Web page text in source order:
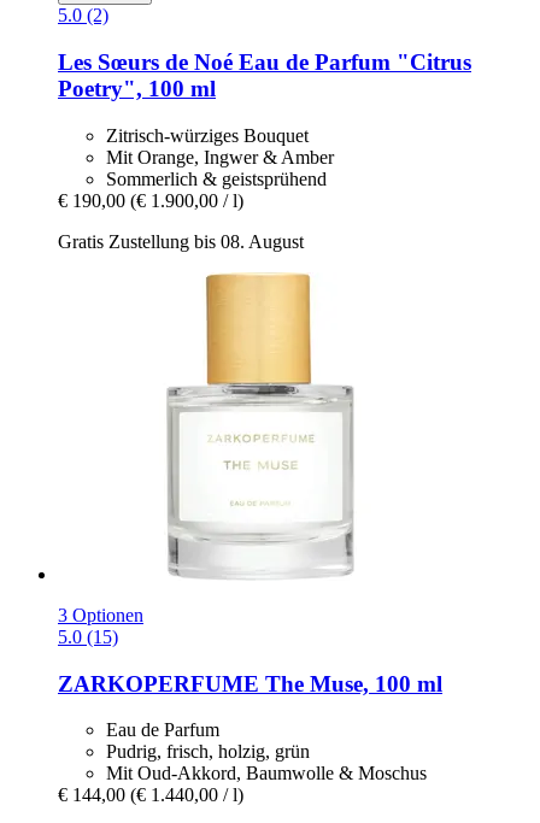
5.0 (2)
Les Sœurs de Noé Eau de Parfum "Citrus
Poetry", 100 ml
Zitrisch-würziges Bouquet
Mit Orange, Ingwer & Amber
Sommerlich & geistsprühend
€ 190,00 (€ 1.900,00 / l)
Gratis Zustellung bis 08. August
3 Optionen
5.0 (15)
ZARKOPERFUME The Muse, 100 ml
Eau de Parfum
Pudrig, frisch, holzig, grün
Mit Oud-Akkord, Baumwolle & Moschus
€ 144,00 (€ 1.440,00 / l)